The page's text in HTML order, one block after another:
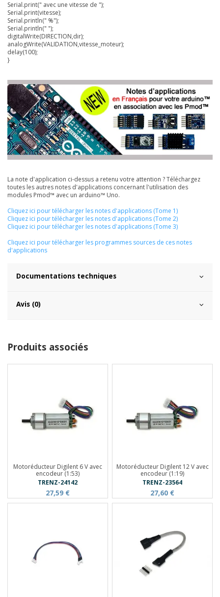
Serial.print(" avec une vitesse de ");
Serial.print(vitesse);
Serial.println(" %");
Serial.println(" ");
digitalWrite(DIRECTION,dir);
analogWrite(VALIDATION,vitesse_moteur);
delay(100);
}
La note d'application ci-dessus a retenu votre attention ? Téléchargez
toutes les autres notes d'applications concernant l'utilisation des
modules Pmod™ avec un arduino™ Uno.
Cliquez ici pour télécharger les notes d'applications (Tome 1)
Cliquez ici pour télécharger les notes d'applications (Tome 2)
Cliquez ici pour télécharger les notes d'applications (Tome 3)
Cliquez ici pour télécharger les programmes sources de ces notes
d'applications
Documentations techniques
Avis (0)
Produits associés
Motoréducteur Digilent 6 V avec
encodeur (1:53)
TRENZ-24142
27,59 €
Motoréducteur Digilent 12 V avec
encodeur (1:19)
TRENZ-23564
27,60 €